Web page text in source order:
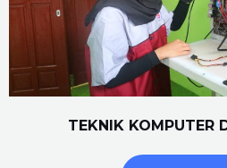
TEKNIK KOMPUTER